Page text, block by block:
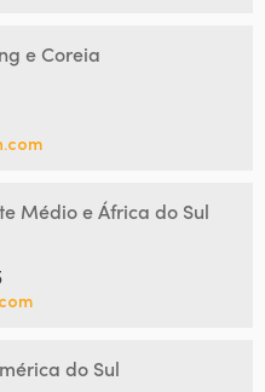
e Coreia
Médio e África do Sul
do Sul